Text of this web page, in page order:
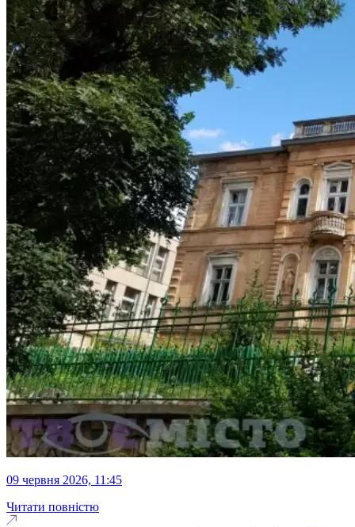
09 червня 2026, 11:45
Читати повністю